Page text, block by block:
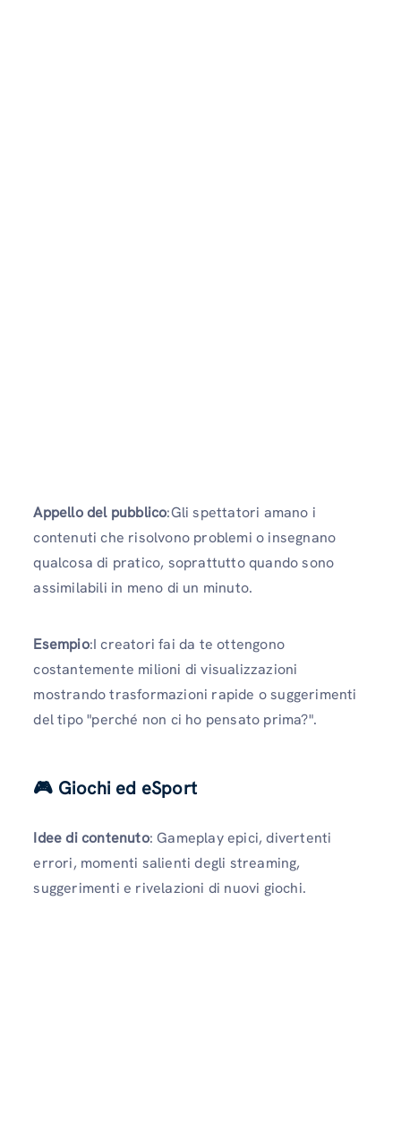
Appello del pubblico:Gli spettatori amano i
contenuti che risolvono problemi o insegnano
qualcosa di pratico, soprattutto quando sono
assimilabili in meno di un minuto.
Esempio:I creatori fai da te ottengono
costantemente milioni di visualizzazioni
mostrando trasformazioni rapide o suggerimenti
del tipo "perché non ci ho pensato prima?".
🎮 Giochi ed eSport
Idee di contenuto: Gameplay epici, divertenti
errori, momenti salienti degli streaming,
suggerimenti e rivelazioni di nuovi giochi.